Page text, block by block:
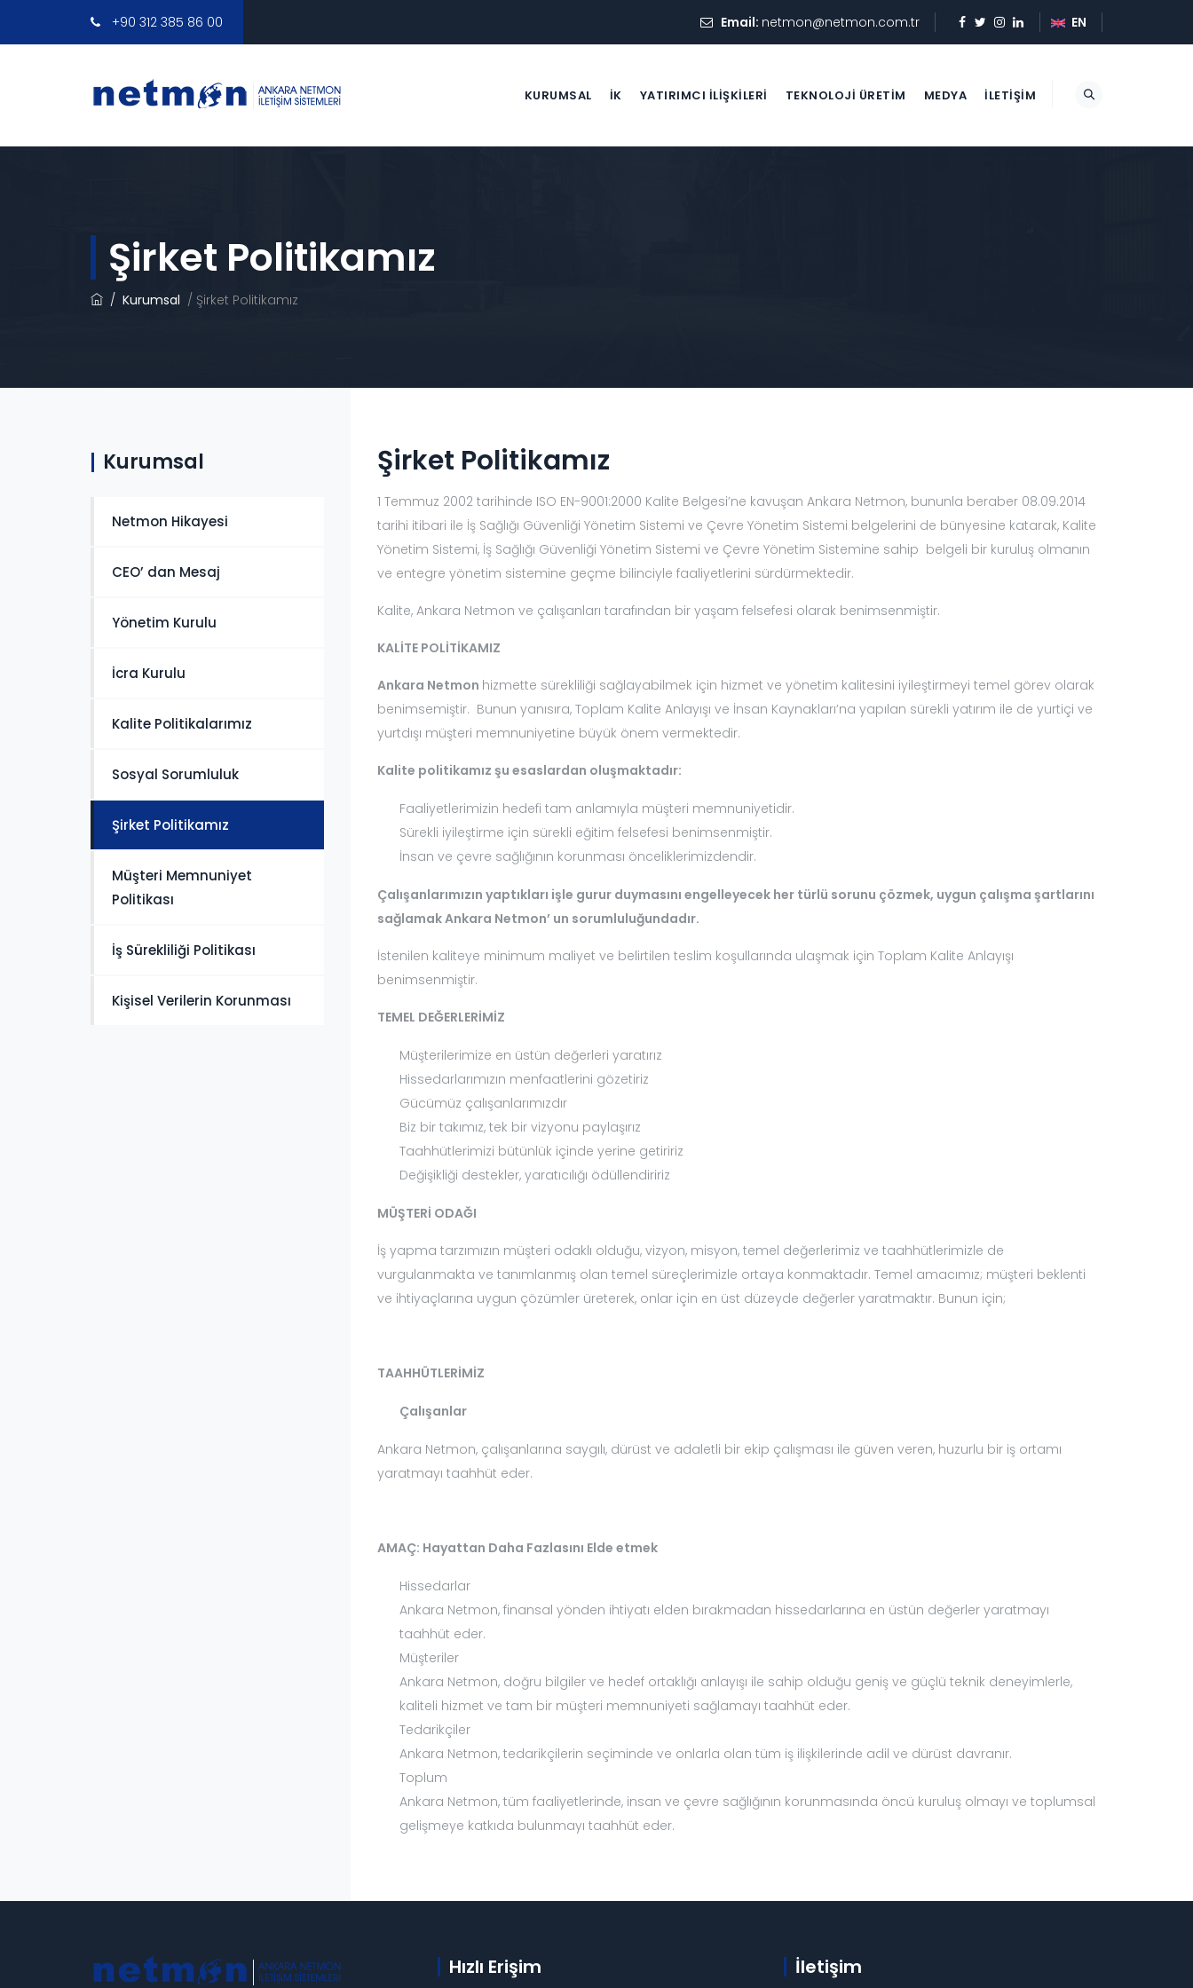
+90 312 385 86 00 Email: netmon@netmon.com.tr EN
KURUMSAL İK YATIRIMCI İLIŞKILERI TEKNOLOJI ÜRETIM MEDYA İLETIŞIM
Şirket Politikamız
Kurumsal Şirket Politikamız
Kurumsal
Netmon Hikayesi
CEO’ dan Mesaj
Yönetim Kurulu
İcra Kurulu
Kalite Politikalarımız
Sosyal Sorumluluk
Şirket Politikamız
Müşteri Memnuniyet
Politikası
İş Sürekliliği Politikası
Kişisel Verilerin Korunması
Şirket Politikamız
1 Temmuz 2002 tarihinde ISO EN-9001:2000 Kalite Belgesi’ne kavuşan Ankara Netmon, bununla beraber 08.09.2014
tarihi itibari ile İş Sağlığı Güvenliği Yönetim Sistemi ve Çevre Yönetim Sistemi belgelerini de bünyesine katarak, Kalite
Yönetim Sistemi, İş Sağlığı Güvenliği Yönetim Sistemi ve Çevre Yönetim Sistemine sahip belgeli bir kuruluş olmanın
ve entegre yönetim sistemine geçme bilinciyle faaliyetlerini sürdürmektedir.
Kalite, Ankara Netmon ve çalışanları tarafından bir yaşam felsefesi olarak benimsenmiştir.
KALİTE POLİTİKAMIZ
Ankara Netmon hizmette sürekliliği sağlayabilmek için hizmet ve yönetim kalitesini iyileştirmeyi temel görev olarak
benimsemiştir. Bunun yanısıra, Toplam Kalite Anlayışı ve İnsan Kaynakları’na yapılan sürekli yatırım ile de yurtiçi ve
yurtdışı müşteri memnuniyetine büyük önem vermektedir.
Kalite politikamız şu esaslardan oluşmaktadır:
Faaliyetlerimizin hedefi tam anlamıyla müşteri memnuniyetidir.
Sürekli iyileştirme için sürekli eğitim felsefesi benimsenmiştir.
İnsan ve çevre sağlığının korunması önceliklerimizdendir.
Çalışanlarımızın yaptıkları işle gurur duymasını engelleyecek her türlü sorunu çözmek, uygun çalışma şartlarını
sağlamak Ankara Netmon’ un sorumluluğundadır.
İstenilen kaliteye minimum maliyet ve belirtilen teslim koşullarında ulaşmak için Toplam Kalite Anlayışı
benimsenmiştir.
TEMEL DEĞERLERİMİZ
Müşterilerimize en üstün değerleri yaratırız
Hissedarlarımızın menfaatlerini gözetiriz
Gücümüz çalışanlarımızdır
Biz bir takımız, tek bir vizyonu paylaşırız
Taahhütlerimizi bütünlük içinde yerine getiririz
Değişikliği destekler, yaratıcılığı ödüllendiririz
MÜŞTERİ ODAĞI
İş yapma tarzımızın müşteri odaklı olduğu, vizyon, misyon, temel değerlerimiz ve taahhütlerimizle de
vurgulanmakta ve tanımlanmış olan temel süreçlerimizle ortaya konmaktadır. Temel amacımız; müşteri beklenti
ve ihtiyaçlarına uygun çözümler üreterek, onlar için en üst düzeyde değerler yaratmaktır. Bunun için;
TAAHHÜTLERİMİZ
Çalışanlar
Ankara Netmon, çalışanlarına saygılı, dürüst ve adaletli bir ekip çalışması ile güven veren, huzurlu bir iş ortamı
yaratmayı taahhüt eder.
AMAÇ: Hayattan Daha Fazlasını Elde etmek
Hissedarlar
Ankara Netmon, finansal yönden ihtiyatı elden bırakmadan hissedarlarına en üstün değerler yaratmayı
taahhüt eder.
Müşteriler
Ankara Netmon, doğru bilgiler ve hedef ortaklığı anlayışı ile sahip olduğu geniş ve güçlü teknik deneyimlerle,
kaliteli hizmet ve tam bir müşteri memnuniyeti sağlamayı taahhüt eder.
Tedarikçiler
Ankara Netmon, tedarikçilerin seçiminde ve onlarla olan tüm iş ilişkilerinde adil ve dürüst davranır.
Toplum
Ankara Netmon, tüm faaliyetlerinde, insan ve çevre sağlığının korunmasında öncü kuruluş olmayı ve toplumsal
gelişmeye katkıda bulunmayı taahhüt eder.
Hızlı Erişim İletişim